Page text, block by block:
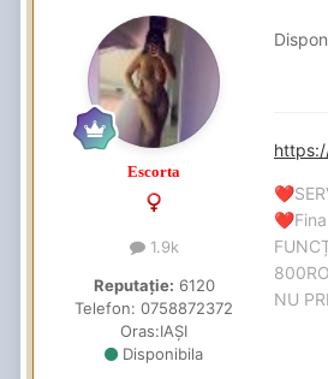
Escorta
1.9k
Reputație: 6120
Telefon: 0758872372
Oras:IAȘI
Disponibila
❤️
❤️
NU